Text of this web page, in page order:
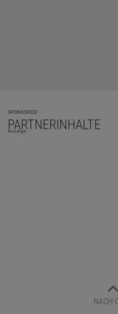
SPONSORED
PARTNERINHALTE
Anzeige
NACH